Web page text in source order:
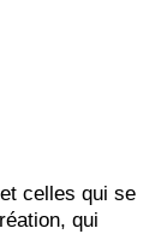
celles qui se
qui